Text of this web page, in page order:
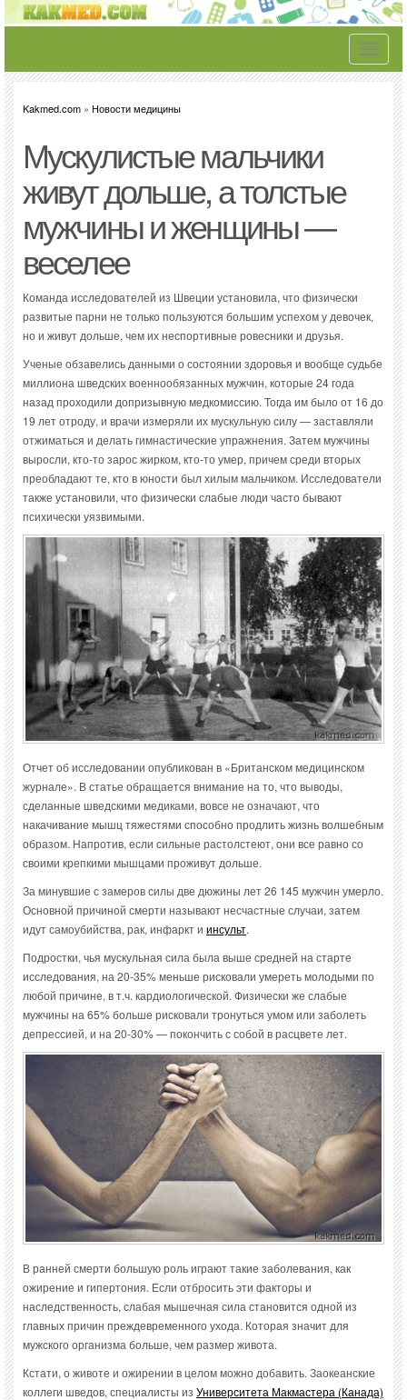
Toggle
Kakmed.com » Новости медицины
Мускулистые мальчики
живут дольше, а толстые
мужчины и женщины —
веселее
Команда исследователей из Швеции установила, что физически
развитые парни не только пользуются большим успехом у девочек,
но и живут дольше, чем их неспортивные ровесники и друзья.
Ученые обзавелись данными о состоянии здоровья и вообще судьбе
миллиона шведских военнообязанных мужчин, которые 24 года
назад проходили допризывную медкомиссию. Тогда им было от 16 до
19 лет отроду, и врачи измеряли их мускульную силу — заставляли
отжиматься и делать гимнастические упражнения. Затем мужчины
выросли, кто-то зарос жирком, кто-то умер, причем среди вторых
преобладают те, кто в юности был хилым мальчиком. Исследователи
также установили, что физически слабые люди часто бывают
психически уязвимыми.
Отчет об исследовании опубликован в «Британском медицинском
журнале». В статье обращается внимание на то, что выводы,
сделанные шведскими медиками, вовсе не означают, что
накачивание мышц тяжестями способно продлить жизнь волшебным
образом. Напротив, если сильные растолстеют, они все равно со
своими крепкими мышцами проживут дольше.
За минувшие с замеров силы две дюжины лет 26 145 мужчин умерло.
Основной причиной смерти называют несчастные случаи, затем
идут самоубийства, рак, инфаркт и инсульт.
Подростки, чья мускульная сила была выше средней на старте
исследования, на 20-35% меньше рисковали умереть молодыми по
любой причине, в т.ч. кардиологической. Физически же слабые
мужчины на 65% больше рисковали тронуться умом или заболеть
депрессией, и на 20-30% — покончить с собой в расцвете лет.
В ранней смерти большую роль играют такие заболевания, как
ожирение и гипертония. Если отбросить эти факторы и
наследственность, слабая мышечная сила становится одной из
главных причин преждевременного ухода. Которая значит для
мужского организма больше, чем размер живота.
Кстати, о животе и ожирении в целом можно добавить. Заокеанские
коллеги шведов, специалисты из Университета Макмастера (Канада)